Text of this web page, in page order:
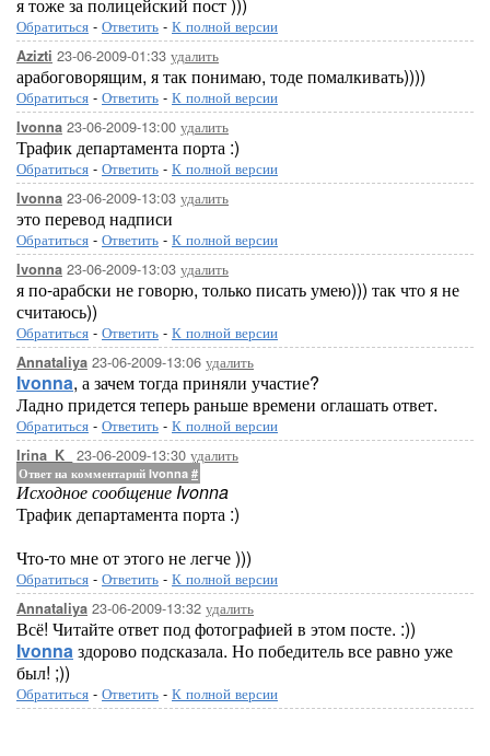
Обратиться - Ответить - К полной версии
Azizti 23-06-2009-01:33 удалить
арабоговорящим, я так понимаю, тоде помалкивать))))
Обратиться - Ответить - К полной версии
Ivonna 23-06-2009-13:00 удалить
Трафик департамента порта :)
Обратиться - Ответить - К полной версии
Ivonna 23-06-2009-13:03 удалить
это перевод надписи
Обратиться - Ответить - К полной версии
Ivonna 23-06-2009-13:03 удалить
я по-арабски не говорю, только писать умею))) так что я не
считаюсь))
Обратиться - Ответить - К полной версии
Annataliya 23-06-2009-13:06 удалить
Ivonna, а зачем тогда приняли участие?
Ладно придется теперь раньше времени оглашать ответ.
Обратиться - Ответить - К полной версии
Irina_K_ 23-06-2009-13:30 удалить
Ответ на комментарий Ivonna #
Исходное сообщение Ivonna
Трафик департамента порта :)
Что-то мне от этого не легче )))
Обратиться - Ответить - К полной версии
Annataliya 23-06-2009-13:32 удалить
Всё! Читайте ответ под фотографией в этом посте. :))
Ivonnaздорово подсказала. Но победитель все равно уже
был! ;))
Обратиться - Ответить - К полной версии